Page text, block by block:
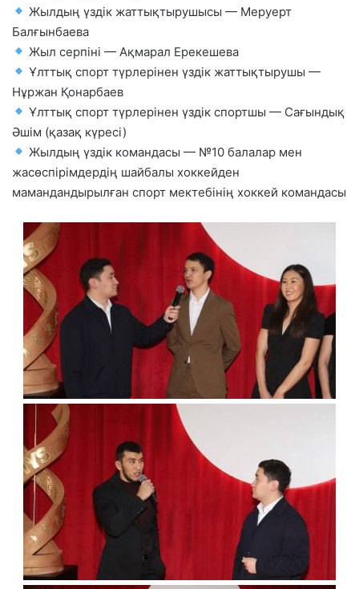
Жылдың үздік жаттықтырушысы — Меруерт
Балғынбаева
Жыл серпіні — Ақмарал Ерекешева
Ұлттық спорт түрлерінен үздік жаттықтырушы —
Нұржан Қонарбаев
Ұлттық спорт түрлерінен үздік спортшы — Сағындық
Әшім (қазақ күресі)
Жылдың үздік командасы — №10 балалар мен
жасөспірімдердің шайбалы хоккейден
мамандандырылған спорт мектебінің хоккей командасы